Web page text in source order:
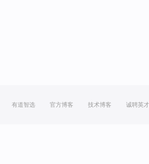
有道智选 官方博客 技术博客 诚聘英才